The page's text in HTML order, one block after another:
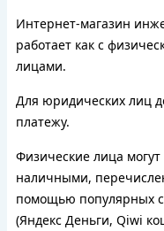
Интернет-магазин
работает как с
лицами.
Для юридических лиц
платежу.
Физические лица
наличными,
помощью популярных
(Яндекс Деньги, Qiwi